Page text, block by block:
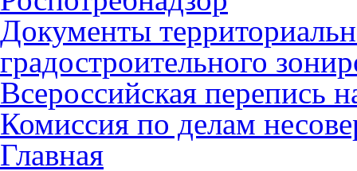
Документы
градостроительного
Всероссийская перепись
Комиссия по делам
Главная